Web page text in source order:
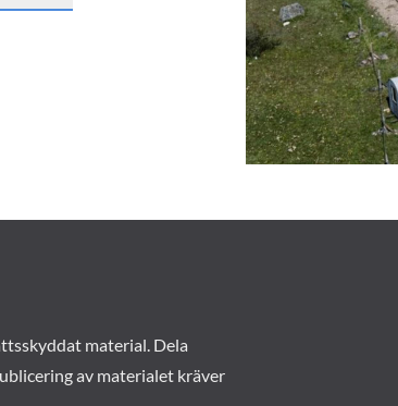
material. Dela
av materialet kräver